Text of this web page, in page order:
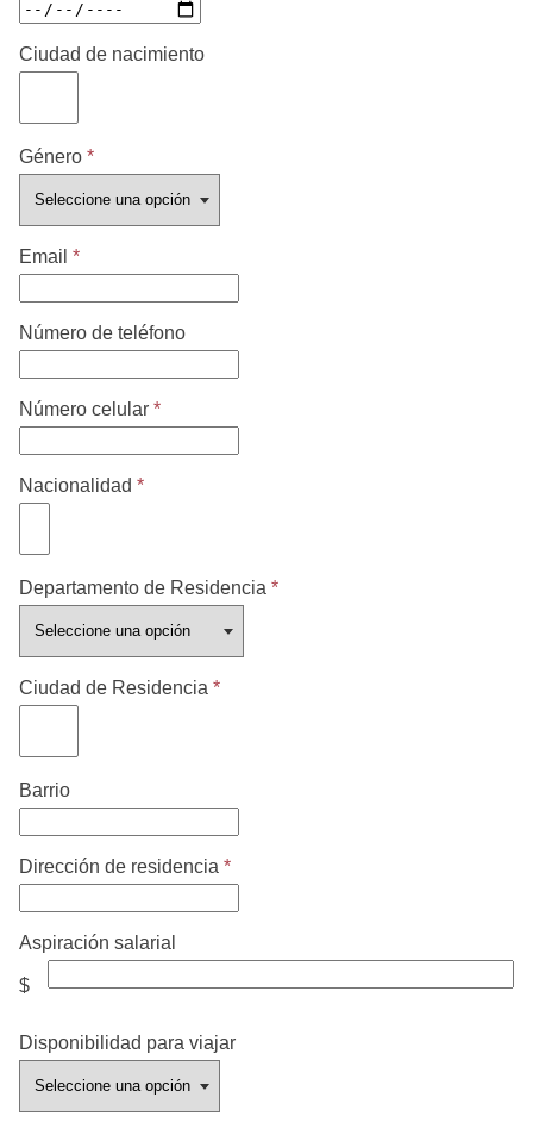
Ciudad de nacimiento
Género *
Email *
Número de teléfono
Número celular *
Nacionalidad *
Departamento de Residencia *
Ciudad de Residencia *
Barrio
Dirección de residencia *
Aspiración salarial
$
Disponibilidad para viajar